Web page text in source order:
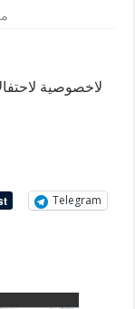
Telegram